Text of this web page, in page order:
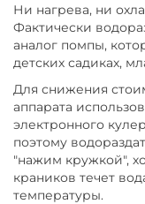
Ни нагрева, ни
Фактически
аналог помпы,
детских садиках,
Для снижения
аппарата
электронного
поэтому
"нажим кружкой",
краников течет
температуры.